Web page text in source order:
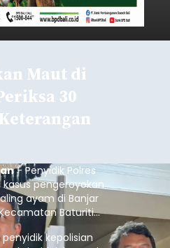
Maut di
30
- Penyidik Polres
pengeroyokan
ayam di Banjar
Baturiti
lalu.
kepolisian